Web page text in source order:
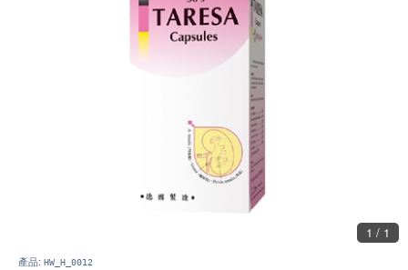
1 / 1
產品: HW_H_0012